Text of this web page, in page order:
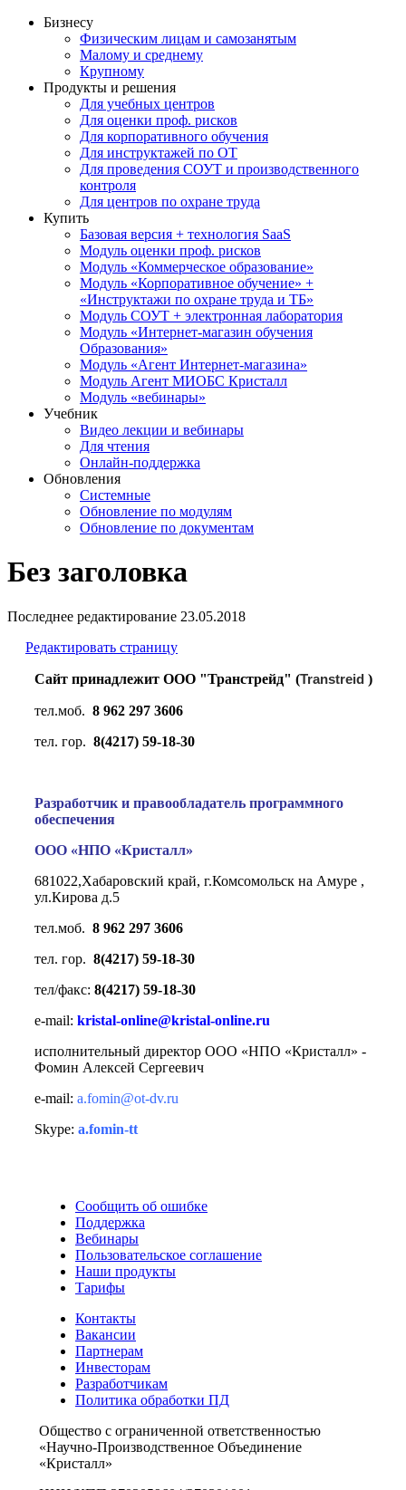
Бизнесу
Физическим лицам и самозанятым
Малому и среднему
Крупному
Продукты и решения
Для учебных центров
Для оценки проф. рисков
Для корпоративного обучения
Для инструктажей по ОТ
Для проведения СОУТ и производственного
контроля
Для центров по охране труда
Купить
Базовая версия + технология SaaS
Модуль оценки проф. рисков
Модуль «Коммерческое образование»
Модуль «Корпоративное обучение» +
«Инструктажи по охране труда и ТБ»
Модуль СОУТ + электронная лаборатория
Модуль «Интернет-магазин обучения
Образования»
Модуль «Агент Интернет-магазина»
Модуль Агент МИОБС Кристалл
Модуль «вебинары»
Учебник
Видео лекции и вебинары
Для чтения
Онлайн-поддержка
Обновления
Системные
Обновление по модулям
Обновление по документам
Без заголовка
Последнее редактирование 23.05.2018
Редактировать страницу
Сайт принадлежит ООО "Транстрейд" (Transtreid )
тел.моб. 8 962 297 3606
тел. гор. 8(4217) 59-18-30
Разработчик и правообладатель программного
обеспечения
ООО «НПО «Кристалл»
681022,Хабаровский край, г.Комсомольск на Амуре ,
ул.Кирова д.5
тел.моб. 8 962 297 3606
тел. гор. 8(4217) 59-18-30
тел/факс: 8(4217) 59-18-30
e-mail: kristal-online@kristal-online.ru
исполнительный директор ООО «НПО «Кристалл» -
Фомин Алексей Сергеевич
e-mail: a.fomin@ot-dv.ru
Skype: a.fomin-tt
Сообщить об ошибке
Поддержка
Вебинары
Пользовательское соглашение
Наши продукты
Тарифы
Контакты
Вакансии
Партнерам
Инвесторам
Разработчикам
Политика обработки ПД
Общество с ограниченной ответственностью
«Научно-Производственное Объединение
«Кристалл»